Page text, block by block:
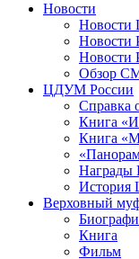
Новости
Обзор
ЦДУМ России
Справка
Книга
Книга
История
Верховный
Книга
Фильм